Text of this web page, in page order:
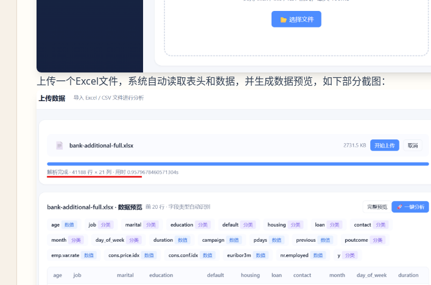
上传一个Excel文件，系统自动读取表头和数据，并生成数据预览，如下部分截图：